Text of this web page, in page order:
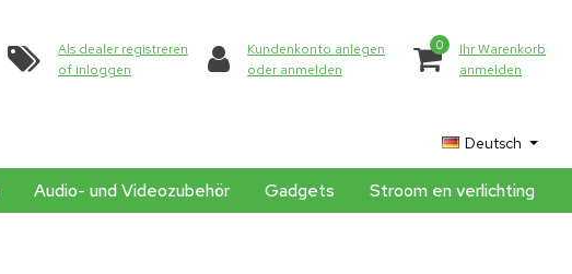
Als dealer registreren
of inloggen
Kundenkonto anlegen
oder anmelden
0
Ihr Warenkorb
anmelden
Deutsch
Audio- und Videozubehör Gadgets Stroom en verlichting